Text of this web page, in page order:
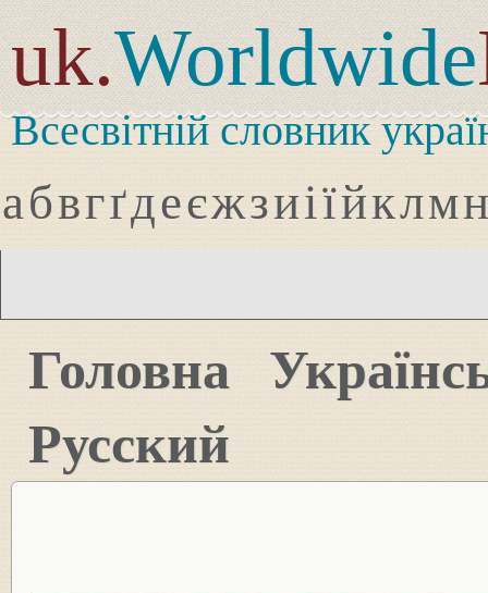
uk.Worldwide
Всесвітній словник
абвгґдеєжзиіїйклмн
Головна
Русский